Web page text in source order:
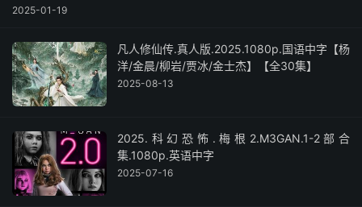
2025-01-19
凡人修仙传.真人版.2025.1080p.国语中字【杨
洋/金晨/柳岩/贾冰/金士杰】【全30集】
2025-08-13
2025.科幻恐怖.梅根2.M3GAN.1-2部合
集.1080p.英语中字
2025-07-16